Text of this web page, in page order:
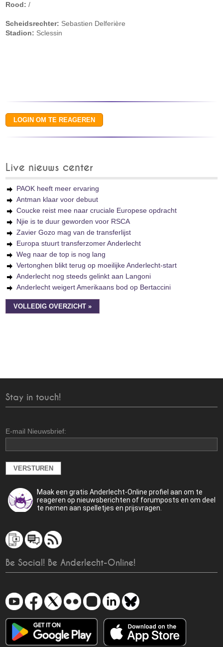
Rood: /
Scheidsrechter: Sebastien Delferière
Stadion: Sclessin
Live nieuws center
PAOK heeft meer ervaring
Antman klaar voor debuut
Coucke reist mee naar cruciale Europese opdracht
Njie is te duur geworden voor RSCA
Zavier Gozo mag van de transferlijst
Europa stuurt transferzomer Anderlecht
Weg naar de top is nog lang
Vertonghen blikt terug op moeilijke Anderlecht-start
Anderlecht nog steeds gelinkt aan Langoni
Anderlecht weigert Amerikaans bod op Bertaccini
VOLLEDIG OVERZICHT »
Stay in touch!
E-mail Nieuwsbrief:
Maak een gratis Anderlecht-Online profiel aan om te
reageren op nieuwsberichten of forumposts en om deel
te nemen aan spelletjes en prijsvragen.
Be Social! Be Anderlecht-Online!